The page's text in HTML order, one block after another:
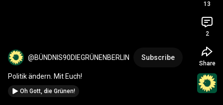
@BÜNDNIS90DIEGRÜNENBERLIN Subscribe
Politik ändern. Mit Euch!
Oh Gott, die Grünen!
13
2
Share